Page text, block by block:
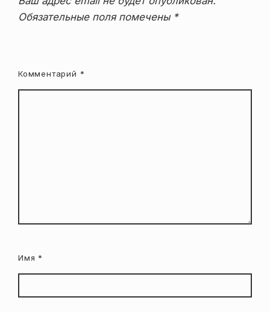
Обязательные поля помечены *
Комментарий *
Имя *